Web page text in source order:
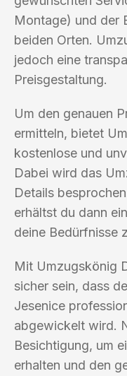
Montage) und der
beiden Orten.
jedoch eine
Preisgestaltung.
Um den genauen
ermitteln, bietet
kostenlose und
Dabei wird das
Details
erhältst du dann
deine Bedürfnisse
Mit Umzugskönig
sicher sein, dass
Jesenice
abgewickelt wird.
Besichtigung, um
erhalten und den